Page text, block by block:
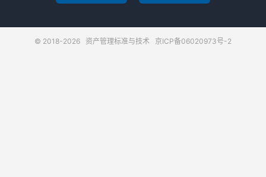
© 2018-2026 资产管理标准与技术 京ICP备06020973号-2